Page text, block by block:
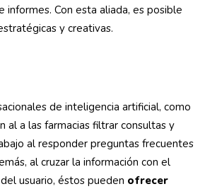
informes. Con esta aliada, es posible
y creativas.
de inteligencia artificial, como
al a las farmacias filtrar consultas y
al responder preguntas frecuentes
al cruzar la información con el
usuario, éstos pueden ofrecer